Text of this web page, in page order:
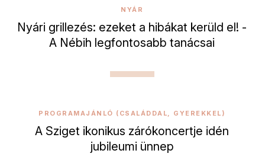
NYÁR
Nyári grillezés: ezeket a hibákat kerüld el! -
A Nébih legfontosabb tanácsai
PROGRAMAJÁNLÓ (CSALÁDDAL, GYEREKKEL)
A Sziget ikonikus zárókoncertje idén
jubileumi ünnep